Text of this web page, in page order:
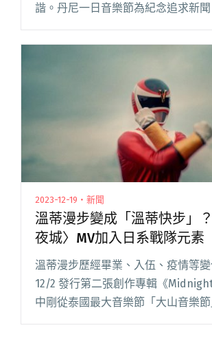
諧。丹尼一日音樂節為紀念追求新聞
他的家人、親友自發性舉辦丹尼一
節邀印尼移工樂團、八十八顆芭樂籽
2023-12-19・新聞
溫蒂漫步變成「溫蒂快步」
夜城〉MV加入日系戰隊元素
溫蒂漫步歷經畢業、入伍、疫情等
12/2 發行第二張創作專輯《
中剛從泰國最大音樂節「大山音樂節
他們，同步釋出第三波主打歌〈不